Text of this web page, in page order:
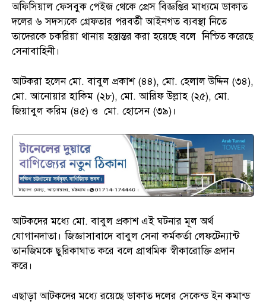
অফিসিয়াল ফেসবুক পেইজ থেকে প্রেস বিজ্ঞপ্তির মাধ্যমে ডাকাত
দলের ৬ সদস্যকে গ্রেফতার পরবর্তী আইনগত ব্যবস্থা নিতে
তাদেরকে চকরিয়া থানায় হস্তান্তর করা হয়েছে বলে নিশ্চিত করেছে
সেনাবাহিনী।
আটকরা হলেন মো. বাবুল প্রকাশ (৪৪), মো. হেলাল উদ্দিন (৩৪),
মো. আনোয়ার হাকিম (২৮), মো. আরিফ উল্লাহ (২৫), মো.
জিয়াবুল করিম (৪৫) ও মো. হোসেন (৩৯)।
আটকদের মধ্যে মো. বাবুল প্রকাশ এই ঘটনার মূল অর্থ
যোগানদাতা। জিজ্ঞাসাবাদে বাবুল সেনা কর্মকর্তা লেফটেন্যান্ট
তানজিমকে ছুরিকাঘাত করে বলে প্রাথমিক স্বীকারোক্তি প্রদান
করে।
এছাড়া আটকদের মধ্যে রয়েছে ডাকাত দলের সেকেন্ড ইন কমান্ড